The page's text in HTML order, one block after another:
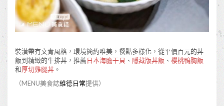
裝潢帶有文青風格，環境簡約唯美，餐點多樣化，從平價百元的丼
飯到精緻的牛排丼，推薦日本海膽干貝 、 隱藏版丼飯 、 櫻桃鴨胸飯
和厚切雞腿丼 。
（MENU美食誌維德日常提供）